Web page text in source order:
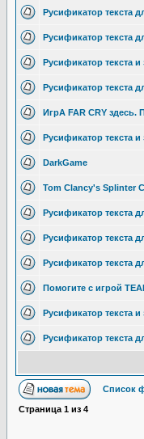
Русификатор текста
Русификатор текста
Русификатор текста
Русификатор текста
ИгрА FAR CRY здесь.
Русификатор текста
DarkGame
Tom Clancy's Splinter
Русификатор текста
Русификатор текста
Русификатор текста
Помогите с игрой
Русификатор текста
Русификатор текста
Список
Страница 1 из 4